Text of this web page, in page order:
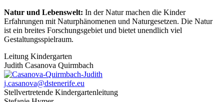
Natur und Lebenswelt: In der Natur machen die Kinder
Erfahrungen mit Naturphänomenen und Naturgesetzen. Die Natur
ist ein breites Forschungsgebiet und bietet unendlich viel
Gestaltungsspielraum.
Leitung Kindergarten
Judith Casanova Quirmbach
j.casanova@dstenerife.eu
Stellvertretende Kindergartenleitung